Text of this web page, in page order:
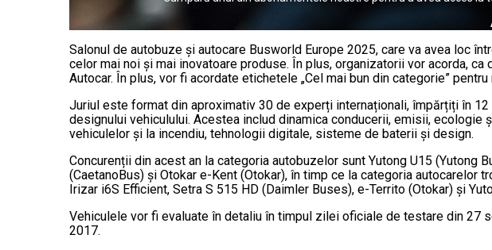
Salonul de autobuze și autocare Busworld Europe 2025, care va avea loc
celor mai noi și mai inovatoare produse. În plus, organizatorii vor acorda,
Autocar. În plus, vor fi acordate etichetele „Cel mai bun din categorie”
Juriul este format din aproximativ 30 de experți internaționali, împărțiți în
designului vehiculului. Acestea includ dinamica conducerii, emisii,
vehiculelor și la incendiu, tehnologii digitale, sisteme de baterii și design.
Concurenții din acest an la categoria autobuzelor sunt Yutong U15 (Yutong
(CaetanoBus) și Otokar e-Kent (Otokar), în timp ce la categoria autocarelor
Irizar i6S Efficient, Setra S 515 HD (Daimler Buses), e-Territo (Otokar) și
Vehiculele vor fi evaluate în detaliu în timpul zilei oficiale de testare din 27
2017.